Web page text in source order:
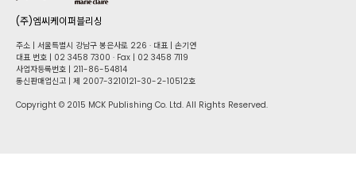
(주)엠씨케이퍼블리싱
주소 | 서울특별시 강남구 봉은사로 226 · 대표 | 손기연
대표 번호 | 02 34​58 7300 · Fax | 02 34​58 7119
사업자등록번호 | 211-86-5​4814
통신판매업신고 | 제 2007-3210121-30-2-10512호
Copyright © 2015 MCK Publishing Co. Ltd. All Rights Reserved.